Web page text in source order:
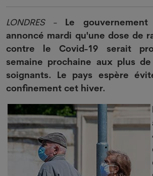
LONDRES- Le
annoncé mardi qu'une dose de
contre le Covid-19 serait
semaine prochaine aux plus
soignants. Le pays espère
confinement cet hiver.